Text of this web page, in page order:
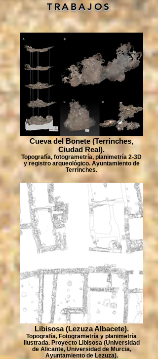
TRABAJOS
Cueva del Bonete (Terrinches,
Ciudad Real).
Topografía, fotogrametría, planimetría 2-3D
y registro arqueológico. Ayuntamiento de
Terrinches.
Libisosa (Lezuza Albacete).
Topografía, Fotogrametría y planimetría
ilustrada. Proyecto Libisosa (Universidad
de Alicante, Universidad de Murcia,
Ayuntamiento de Lezuza).